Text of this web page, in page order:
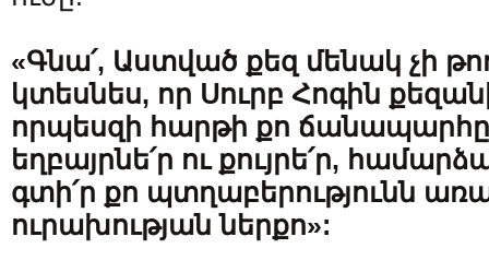
«Գնա՛, Աստված քեզ մենակ չի
կտեսնես, որ Սուրբ Հոգին
որպեսզի հարթի քո
եղբայրնե՛ր ու քույրե՛ր,
գտի՛ր քո պտղաբերությունն
ուրախության ներքո»: